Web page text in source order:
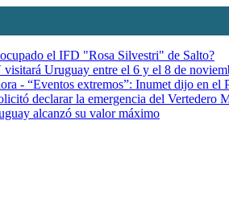
el IFD "Rosa Silvestri" de Salto?
Uruguay entre el 6 y el 8 de
- “Eventos extremos”: Inumet dijo en
declarar la emergencia del Vertedero
alcanzó su valor máximo